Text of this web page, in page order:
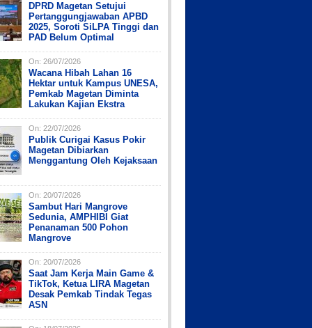
DPRD Magetan Setujui
Pertanggungjawaban APBD
2025, Soroti SiLPA Tinggi dan
PAD Belum Optimal
On: 26/07/2026
Wacana Hibah Lahan 16
Hektar untuk Kampus UNESA,
Pemkab Magetan Diminta
Lakukan Kajian Ekstra
On: 22/07/2026
Publik Curigai Kasus Pokir
Magetan Dibiarkan
Menggantung Oleh Kejaksaan
On: 20/07/2026
Sambut Hari Mangrove
Sedunia, AMPHIBI Giat
Penanaman 500 Pohon
Mangrove
On: 20/07/2026
Saat Jam Kerja Main Game &
TikTok, Ketua LIRA Magetan
Desak Pemkab Tindak Tegas
ASN